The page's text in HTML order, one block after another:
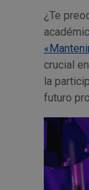
¿Te
crucial
la
futuro